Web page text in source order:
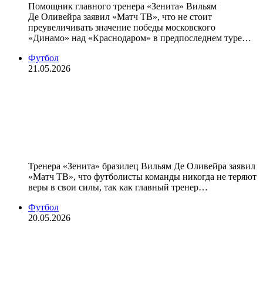
Помощник главного тренера «Зенита» Вильям
Де Оливейра заявил «Матч ТВ», что не стоит
преувеличивать значение победы московского
«Динамо» над «Краснодаром» в предпоследнем туре…
Футбол
21.05.2026
Тренера «Зенита» бразилец Вильям Де Оливейра заявил
«Матч ТВ», что футболисты команды никогда не теряют
веры в свои силы, так как главный тренер…
Футбол
20.05.2026